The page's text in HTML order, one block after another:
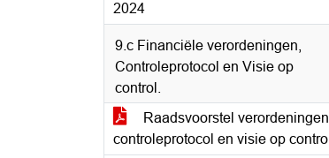
2024
9.c Financiële verordeningen,
Controleprotocol en Visie op
control.
Raadsvoorstel verordeningen,
controleprotocol en visie op control